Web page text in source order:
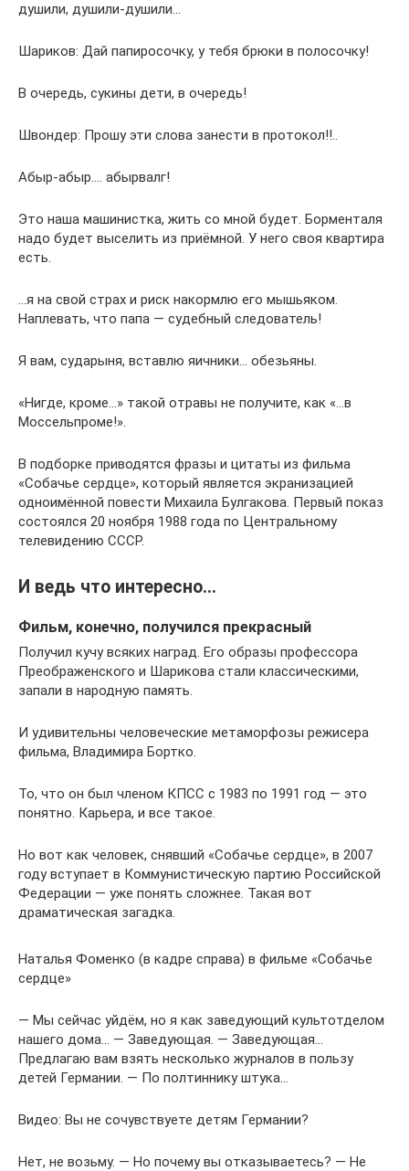
душили, душили-душили…
Шариков: Дай папиросочку, у тебя брюки в полосочку!
В очередь, сукины дети, в очередь!
Швондер: Прошу эти слова занести в протокол!!..
Абыр-абыр…. абырвалг!
Это наша машинистка, жить со мной будет. Борменталя
надо будет выселить из приёмной. У него своя квартира
есть.
…я на свой страх и риск накормлю его мышьяком.
Наплевать, что папа — судебный следователь!
Я вам, сударыня, вставлю яичники… обезьяны.
«Нигде, кроме…» такой отравы не получите, как «…в
Моссельпроме!».
В подборке приводятся фразы и цитаты из фильма
«Собачье сердце», который является экранизацией
одноимённой повести Михаила Булгакова. Первый показ
состоялся 20 ноября 1988 года по Центральному
телевидению СССР.
И ведь что интересно…
Фильм, конечно, получился прекрасный
Получил кучу всяких наград. Его образы профессора
Преображенского и Шарикова стали классическими,
запали в народную память.
И удивительны человеческие метаморфозы режисера
фильма, Владимира Бортко.
То, что он был членом КПСС с 1983 по 1991 год — это
понятно. Карьера, и все такое.
Но вот как человек, снявший «Собачье сердце», в 2007
году вступает в Коммунистическую партию Российской
Федерации — уже понять сложнее. Такая вот
драматическая загадка.
Наталья Фоменко (в кадре справа) в фильме «Собачье
сердце»
— Мы сейчас уйдём, но я как заведующий культотделом
нашего дома… — Заведующая. — Заведующая…
Предлагаю вам взять несколько журналов в пользу
детей Германии. — По полтиннику штука…
Видео: Вы не сочувствуете детям Германии?
Нет, не возьму. — Но почему вы отказываетесь? — Не